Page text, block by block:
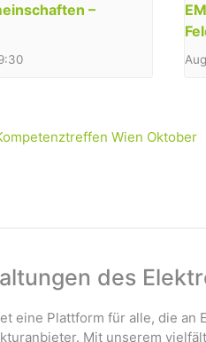
–
Wien Oktober
des
eine Plattform für alle, die
Mit unserem